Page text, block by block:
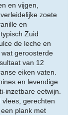
en vijgen,
zoete
en
Zuid
de leche en
geroosterde
van 12
eiken vaten.
en levendige
inzetbare eetwijn.
vlees, gerechten
plank met